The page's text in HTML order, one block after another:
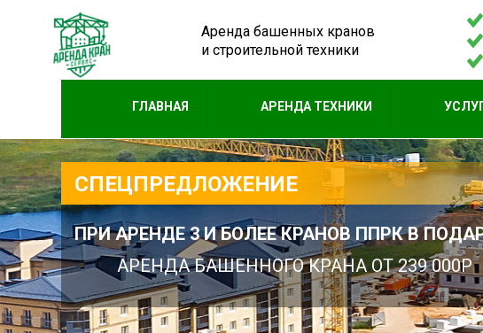
Аренда башенных кранов
и строительной техники
ГЛАВНАЯ АРЕНДА ТЕХНИКИ
СПЕЦПРЕДЛОЖЕНИЕ
ПРИАРЕНДЕ3 И БОЛЕЕКРАНОВППРК В
АРЕНДАБАШЕННОГОКРАНАОТ 239 000Р